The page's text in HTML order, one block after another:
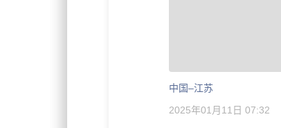
中国–江苏
2025年01月11日 07:32